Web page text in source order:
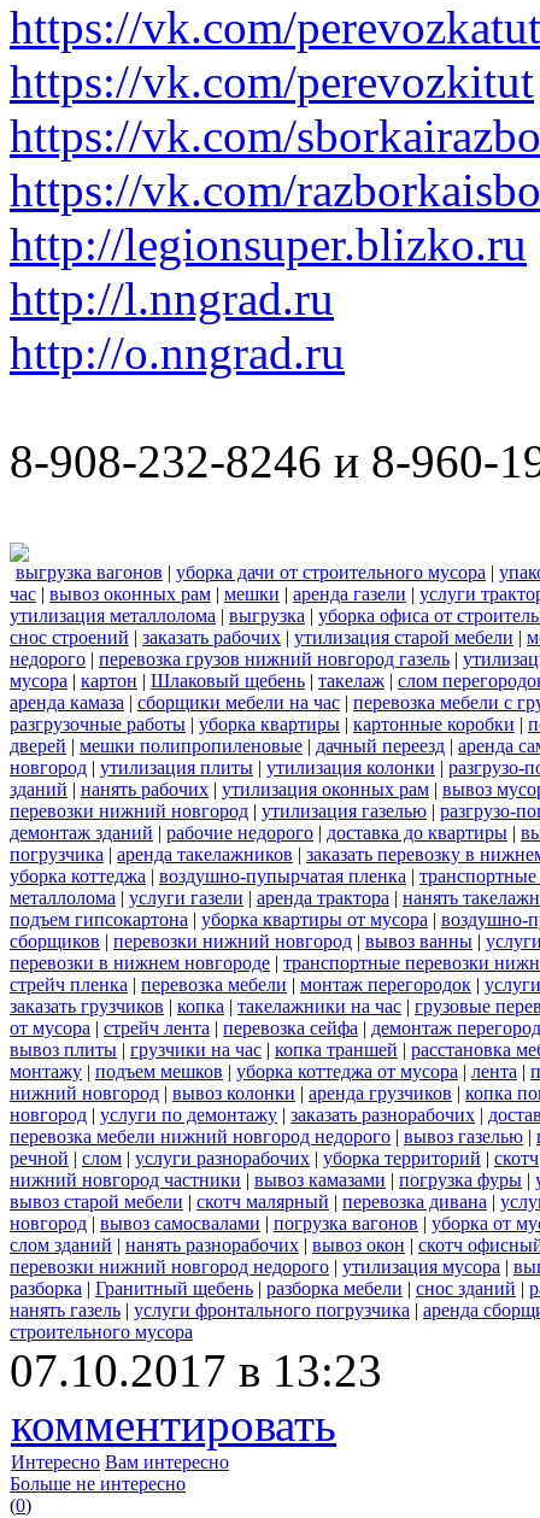
https://vk.com/perevozkatut
https://vk.com/perevozkitut
https://vk.com/
https://vk.com/
http://legionsuper.blizko.ru
http://l.nngrad.ru
http://o.nngrad.ru
8-908-232-8246 и 8-960-
выгрузка вагонов | уборка дачи от строительного мусора |
час | вывоз оконных рам | мешки | аренда газели | услуги
утилизация металлолома | выгрузка | уборка офиса от
снос строений | заказать рабочих | утилизация старой мебели |
недорого | перевозка грузов нижний новгород газель |
мусора | картон | Шлаковый щебень | такелаж | слом
аренда камаза | сборщики мебели на час | перевозка мебели с
разгрузочные работы | уборка квартиры | картонные коробки |
дверей | мешки полипропиленовые | дачный переезд | аренда
новгород | утилизация плиты | утилизация колонки | разгрузо-
зданий | нанять рабочих | утилизация оконных рам | вывоз
перевозки нижний новгород | утилизация газелью | разгрузо-
демонтаж зданий | рабочие недорого | доставка до квартиры |
погрузчика | аренда такелажников | заказать перевозку в
уборка коттеджа | воздушно-пупырчатая пленка | транспортные
металлолома | услуги газели | аренда трактора | нанять
подъем гипсокартона | уборка квартиры от мусора | воздушно-
сборщиков | перевозки нижний новгород | вывоз ванны |
перевозки в нижнем новгороде | транспортные перевозки
стрейч пленка | перевозка мебели | монтаж перегородок |
заказать грузчиков | копка | такелажники на час | грузовые
от мусора | стрейч лента | перевозка сейфа | демонтаж
вывоз плиты | грузчики на час | копка траншей | расстановка
монтажу | подъем мешков | уборка коттеджа от мусора | лента |
нижний новгород | вывоз колонки | аренда грузчиков | копка
новгород | услуги по демонтажу | заказать разнорабочих |
перевозка мебели нижний новгород недорого | вывоз газелью |
речной | слом | услуги разнорабочих | уборка территорий | скотч
нижний новгород частники | вывоз камазами | погрузка фуры |
вывоз старой мебели | скотч малярный | перевозка дивана |
новгород | вывоз самосвалами | погрузка вагонов | уборка от
слом зданий | нанять разнорабочих | вывоз окон | скотч
перевозки нижний новгород недорого | утилизация мусора |
разборка | Гранитный щебень | разборка мебели | снос зданий |
нанять газель | услуги фронтального погрузчика | аренда
строительного мусора
07.10.2017 в 13:23
комментировать
Интересно Вам интересно
Больше не интересно
(0)